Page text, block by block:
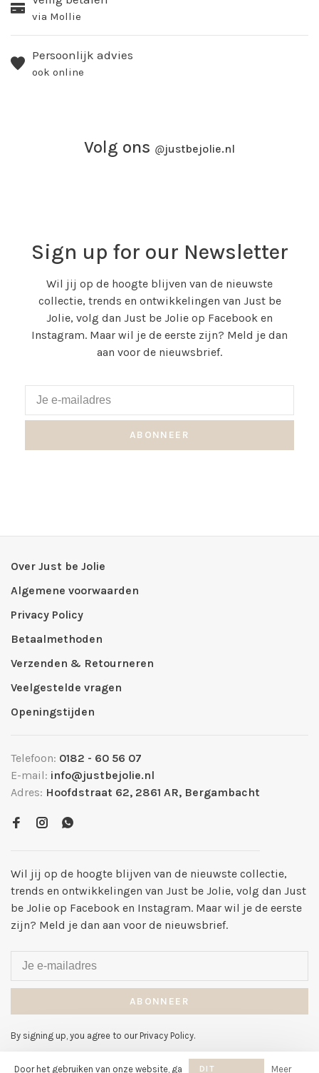
via Mollie
Persoonlijk advies
ook online
Volg ons @justbejolie.nl
Sign up for our Newsletter
Wil jij op de hoogte blijven van de nieuwste
collectie, trends en ontwikkelingen van Just be
Jolie, volg dan Just be Jolie op Facebook en
Instagram. Maar wil je de eerste zijn? Meld je dan
aan voor de nieuwsbrief.
ABONNEER
Over Just be Jolie
Algemene voorwaarden
Privacy Policy
Betaalmethoden
Verzenden & Retourneren
Veelgestelde vragen
Openingstijden
Telefoon: 0182 - 60 56 07
E-mail: info@justbejolie.nl
Adres: Hoofdstraat 62, 2861 AR, Bergambacht
Wil jij op de hoogte blijven van de nieuwste collectie,
trends en ontwikkelingen van Just be Jolie, volg dan Just
be Jolie op Facebook en Instagram. Maar wil je de eerste
zijn? Meld je dan aan voor de nieuwsbrief.
ABONNEER
By signing up, you agree to our Privacy Policy.
Door het gebruiken van onze website, ga DIT Meer